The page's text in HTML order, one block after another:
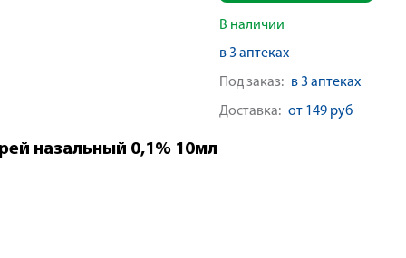
В наличии
в 3 аптеках
Под заказ: в 3 аптеках
Доставка: от 149 руб
назальный 0,1% 10мл